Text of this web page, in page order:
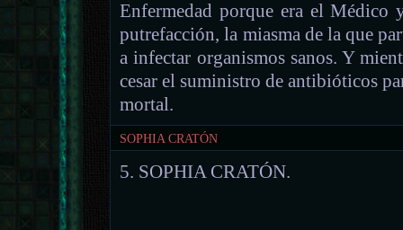
Enfermedad porque era el Médico
putrefacción, la miasma de la que
a infectar organismos sanos. Y
cesar el suministro de antibióticos
mortal.
SOPHIA CRATÓN
5. SOPHIA CRATÓN.